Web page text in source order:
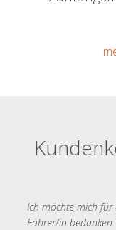
Ich möchte mich für
Fahrer/in